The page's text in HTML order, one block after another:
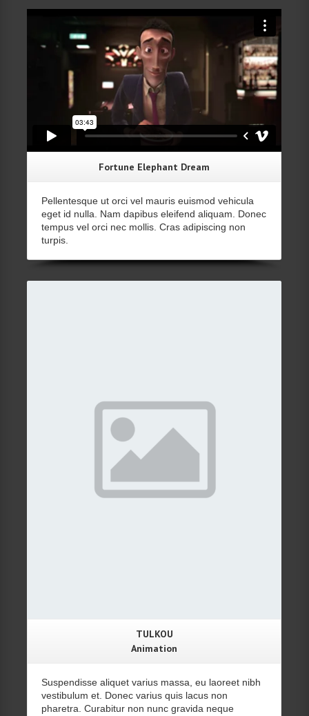
Fortune Elephant Dream
Pellentesque ut orci vel mauris euismod vehicula
eget id nulla. Nam dapibus eleifend aliquam. Donec
tempus vel orci nec mollis. Cras adipiscing non
turpis.
TULKOU
Animation
Suspendisse aliquet varius massa, eu laoreet nibh
vestibulum et. Donec varius quis lacus non
pharetra. Curabitur non nunc gravida neque